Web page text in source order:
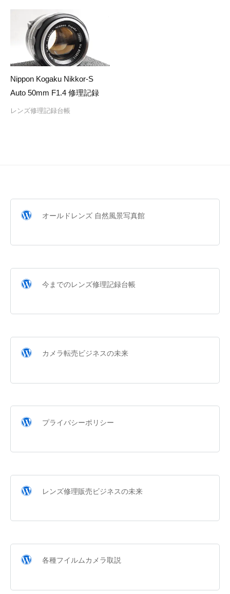
Nippon Kogaku Nikkor-S
Auto 50mm F1.4 修理記録
レンズ修理記録台帳
オールドレンズ 自然風景写真館
今までのレンズ修理記録台帳
カメラ転売ビジネスの未来
プライバシーポリシー
レンズ修理販売ビジネスの未来
各種フイルムカメラ取説